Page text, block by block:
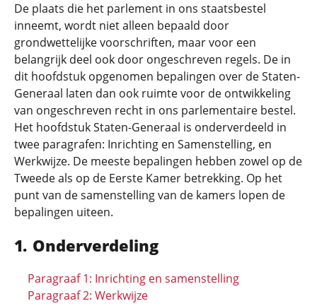
De plaats die het parlement in ons staatsbestel
inneemt, wordt niet alleen bepaald door
grondwettelijke voorschriften, maar voor een
belangrijk deel ook door ongeschreven regels. De in
dit hoofdstuk opgenomen bepalingen over de Staten-
Generaal laten dan ook ruimte voor de ontwikkeling
van ongeschreven recht in ons parlementaire bestel.
Het hoofdstuk Staten-Generaal is onderverdeeld in
twee paragrafen: Inrichting en Samenstelling, en
Werkwijze. De meeste bepalingen hebben zowel op de
Tweede als op de Eerste Kamer betrekking. Op het
punt van de samenstelling van de kamers lopen de
bepalingen uiteen.
Onderverdeling
Paragraaf 1: Inrichting en samenstelling
Paragraaf 2: Werkwijze